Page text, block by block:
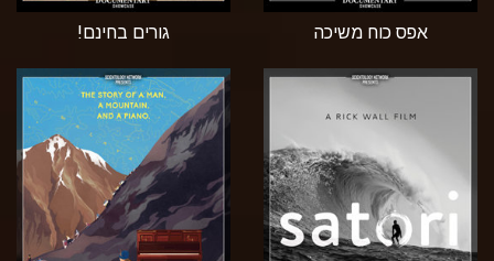
אפס כוח משיכה גורים בחינם!